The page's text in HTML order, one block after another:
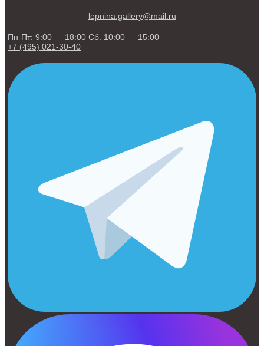
lepnina.gallery@mail.ru
Пн-Пт: 9:00 — 18:00 Сб. 10:00 — 15:00
+7 (495) 021-30-40